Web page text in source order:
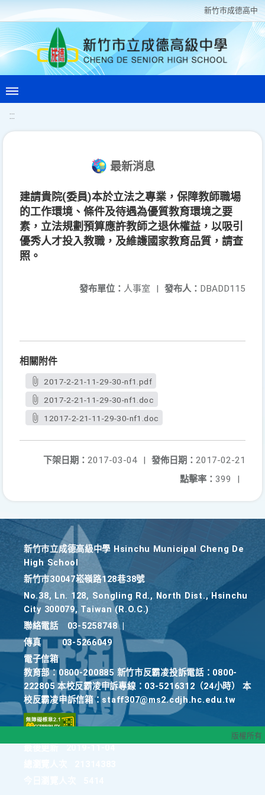
新竹巿成德高中
:::
最新消息
建請貴院(委員)本於立法之專業，保障教師職場
的工作環境、條件及待遇為優質教育環境之要
素，立法規劃預算應許教師之退休權益，以吸引
優秀人才投入教職，及維護國家教育品質，請查
照。
發布人： DBADD115
發布單位： 人事室 |
相關附件
2017-2-21-11-29-30-nf1.pdf
2017-2-21-11-29-30-nf1.doc
12017-2-21-11-29-30-nf1.doc
發佈日期： 2017-02-21
下架日期： 2017-03-04
|
點擊率： 399 |
新竹巿立成德高級中學 Hsinchu Municipal Cheng De
High School
新竹巿30047崧嶺路128巷38號
No.38, Ln. 128, Songling Rd., North Dist., Hsinchu
City 300079, Taiwan (R.O.C.)
聯絡電話
03-5258748
傳真
03-5266049
電子信箱
教育部：0800-200885 新竹市反霸凌投訴電話：0800-
222805 本校反霸凌申訴專線：03-5216312（24小時） 本
校反霸凌申訴信箱：staff307@ms2.cdjh.hc.edu.tw
版權所有